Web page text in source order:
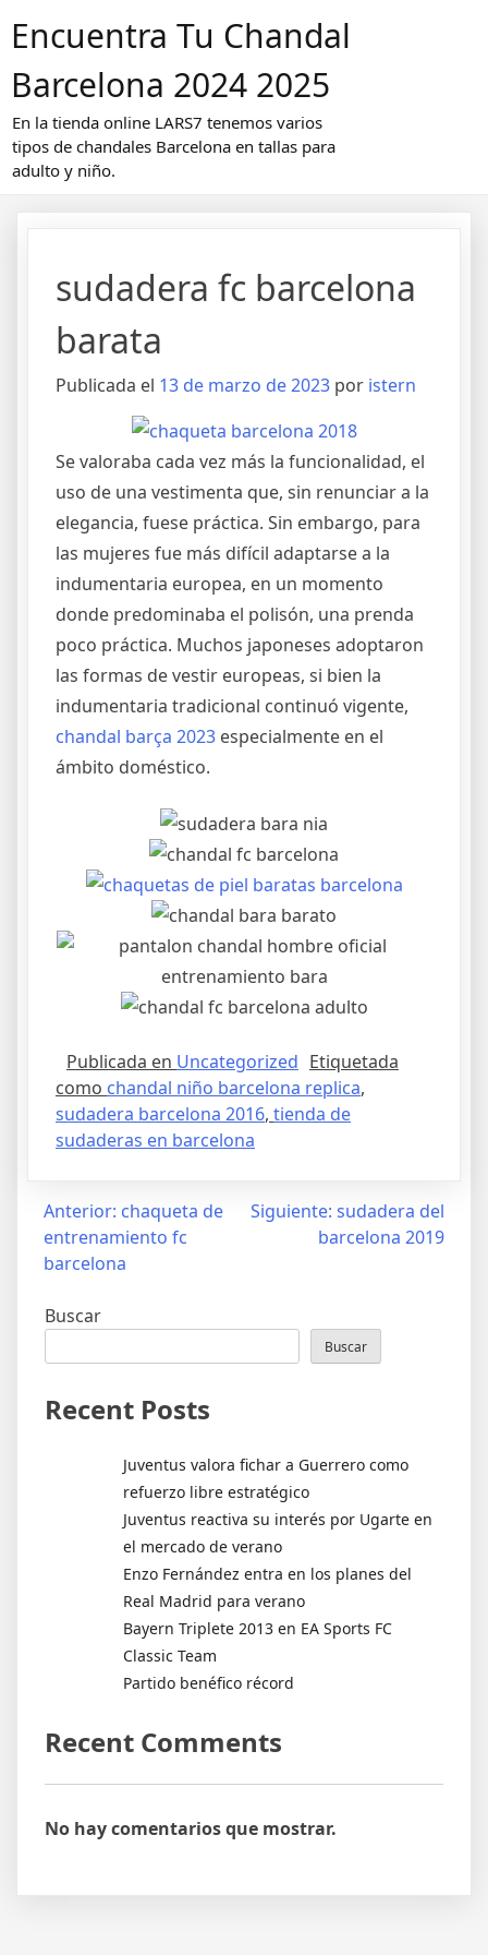
Encuentra Tu Chandal
Barcelona 2024 2025
En la tienda online LARS7 tenemos varios
tipos de chandales Barcelona en tallas para
adulto y niño.
sudadera fc barcelona
barata
Publicada el 13 de marzo de 2023 por istern
Se valoraba cada vez más la funcionalidad, el
uso de una vestimenta que, sin renunciar a la
elegancia, fuese práctica. Sin embargo, para
las mujeres fue más difícil adaptarse a la
indumentaria europea, en un momento
donde predominaba el polisón, una prenda
poco práctica. Muchos japoneses adoptaron
las formas de vestir europeas, si bien la
indumentaria tradicional continuó vigente,
chandal barça 2023 especialmente en el
ámbito doméstico.
Publicada en Uncategorized Etiquetada
como chandal niño barcelona replica,
sudadera barcelona 2016, tienda de
sudaderas en barcelona
Navegación
Anterior: chaqueta de
entrenamiento fc
barcelona
Siguiente: sudadera del
barcelona 2019
Buscar
Buscar
Recent Posts
Juventus valora fichar a Guerrero como
refuerzo libre estratégico
Juventus reactiva su interés por Ugarte en
el mercado de verano
Enzo Fernández entra en los planes del
Real Madrid para verano
Bayern Triplete 2013 en EA Sports FC
Classic Team
Partido benéfico récord
Recent Comments
No hay comentarios que mostrar.